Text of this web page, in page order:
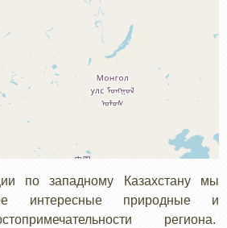
по западному Казахстану мы
интересные природные и
региона.